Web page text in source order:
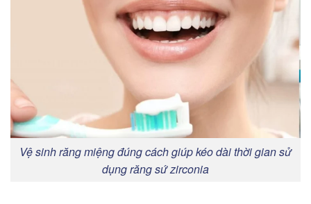
Vệ sinh răng miệng đúng cách giúp kéo dài thời gian sử
dụng răng sứ zirconia